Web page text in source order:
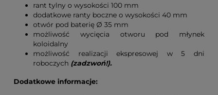
rant tylny o wysokości 100 mm
dodatkowe ranty boczne o wysokości 40 mm
otwór pod baterię Ø 35 mm
możliwość wycięcia otworu pod młynek
koloidalny
możliwość realizacji ekspresowej w 5 dni
roboczych (zadzwoń!).
Dodatkowe informacje: